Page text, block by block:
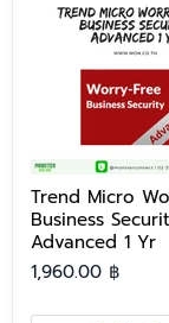
Trend Micro
Business
Advanced 1 Yr
1,960.00 ฿